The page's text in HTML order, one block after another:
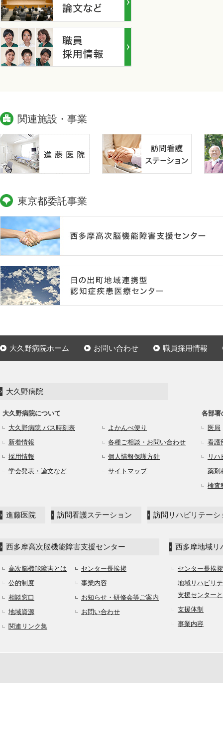
関連施設・事業
東京都委託事業
大久野病院ホーム お問い合わせ 職員採用情報
大久野病院
大久野病院について
大久野病院 バス時刻表
よかんべ便り
新着情報
各種ご相談・お問い合わせ
採用情報
個人情報保護方針
学会発表・論文など
サイトマップ
各部署
医局
看護
リ
薬剤
検査
進藤医院 訪問看護ステーション 訪問リハビリテーシ
西多摩高次脳機能障害支援センター
高次脳機能障害とは
公的制度
相談窓口
地域資源
関連リンク集
センター長挨拶
事業内容
お知らせ・研修会等ご案内
お問い合わせ
西多摩地域リ
センター長挨拶
地域リハビリ
支援センター
支援体制
事業内容